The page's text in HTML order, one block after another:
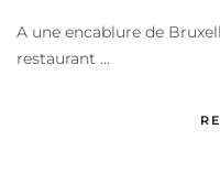
A une encablure de
restaurant ...